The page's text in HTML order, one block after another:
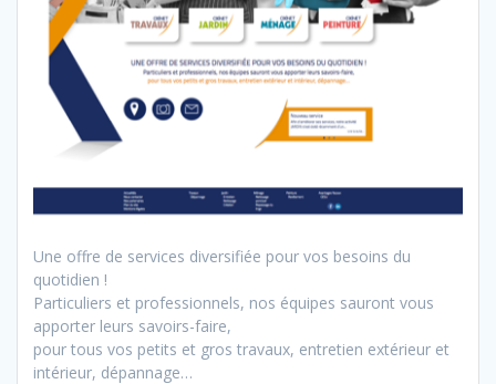
Une offre de services diversifiée pour vos besoins du
quotidien !
Particuliers et professionnels, nos équipes sauront vous
apporter leurs savoirs-faire,
pour tous vos petits et gros travaux, entretien extérieur et
intérieur, dépannage…